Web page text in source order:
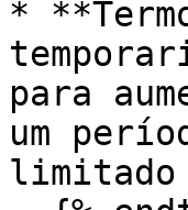
*
para
um
limitado